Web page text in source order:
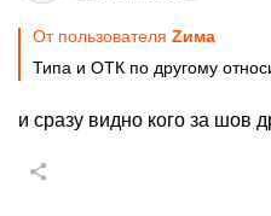
От пользователя Zима
Типа и ОТК по другому
и сразу видно кого за шов